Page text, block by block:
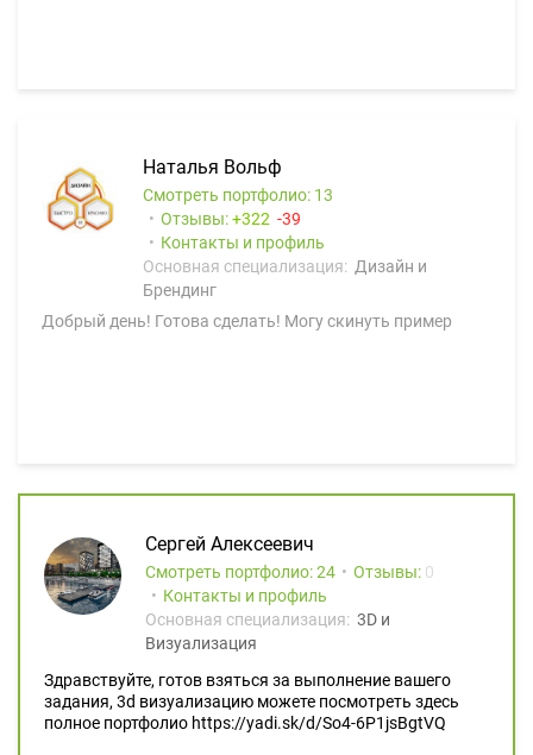
Наталья Вольф
Смотреть портфолио: 13
Отзывы:
322
39
Контакты и профиль
Основная специализация: Дизайн и
Брендинг
Добрый день! Готова сделать! Могу скинуть пример
Сергей Алексеевич
Смотреть портфолио: 24 Отзывы: 0
Контакты и профиль
Основная специализация: 3D и
Визуализация
Здравствуйте, готов взяться за выполнение вашего
задания, 3d визуализацию можете посмотреть здесь
полное портфолио https://yadi.sk/d/So4-6P1jsBgtVQ